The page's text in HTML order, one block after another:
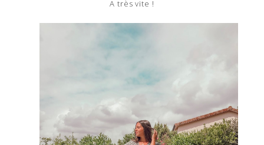
A très vite !